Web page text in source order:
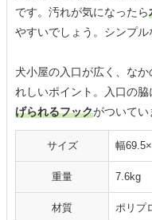
です。汚れが気になったら
やすいでしょう。シンプル
犬小屋の入口が広く、な
れしいポイント。入口の脇
げられるフックがついてい
サイズ 幅
重量 7.6kg
材質 ポリプ